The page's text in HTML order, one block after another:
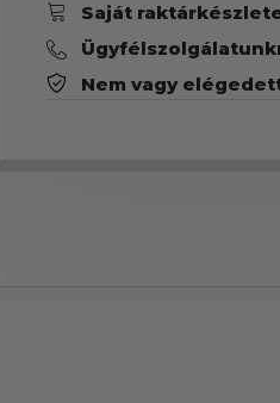
Saját
Nem vagy